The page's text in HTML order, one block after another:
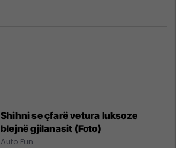
Shihni se çfarë vetura luksoze
blejnë gjilanasit (Foto)
Auto Fun